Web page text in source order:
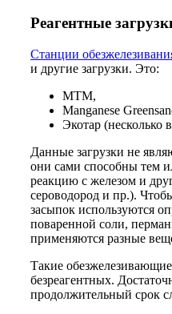
Реагентные
Станции
и другие загрузки. Это:
MTM,
Manganese
Экотар (несколько
Данные загрузки не
они сами способны тем
реакцию с железом и
сероводород и пр.).
засыпок используются
поваренной соли,
применяются разные
Такие
безреагентных.
продолжительный срок